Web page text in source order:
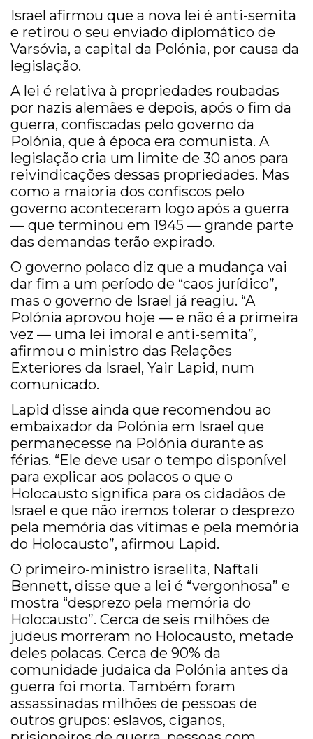
Israel afirmou que a nova lei é anti-semita
e retirou o seu enviado diplomático de
Varsóvia, a capital da Polónia, por causa da
legislação.
A lei é relativa à propriedades roubadas
por nazis alemães e depois, após o fim da
guerra, confiscadas pelo governo da
Polónia, que à época era comunista. A
legislação cria um limite de 30 anos para
reivindicações dessas propriedades. Mas
como a maioria dos confiscos pelo
governo aconteceram logo após a guerra
— que terminou em 1945 — grande parte
das demandas terão expirado.
O governo polaco diz que a mudança vai
dar fim a um período de “caos jurídico”,
mas o governo de Israel já reagiu. “A
Polónia aprovou hoje — e não é a primeira
vez — uma lei imoral e anti-semita”,
afirmou o ministro das Relações
Exteriores da Israel, Yair Lapid, num
comunicado.
Lapid disse ainda que recomendou ao
embaixador da Polónia em Israel que
permanecesse na Polónia durante as
férias. “Ele deve usar o tempo disponível
para explicar aos polacos o que o
Holocausto significa para os cidadãos de
Israel e que não iremos tolerar o desprezo
pela memória das vítimas e pela memória
do Holocausto”, afirmou Lapid.
O primeiro-ministro israelita, Naftali
Bennett, disse que a lei é “vergonhosa” e
mostra “desprezo pela memória do
Holocausto”. Cerca de seis milhões de
judeus morreram no Holocausto, metade
deles polacas. Cerca de 90% da
comunidade judaica da Polónia antes da
guerra foi morta. Também foram
assassinadas milhões de pessoas de
outros grupos: eslavos, ciganos,